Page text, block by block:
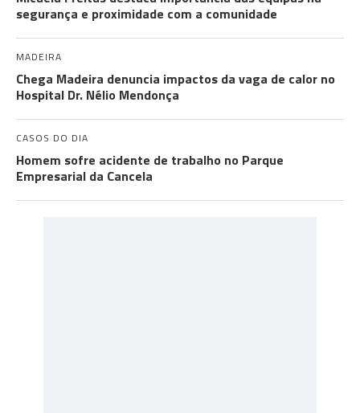
segurança e proximidade com a comunidade
MADEIRA
Chega Madeira denuncia impactos da vaga de calor no
Hospital Dr. Nélio Mendonça
CASOS DO DIA
Homem sofre acidente de trabalho no Parque
Empresarial da Cancela